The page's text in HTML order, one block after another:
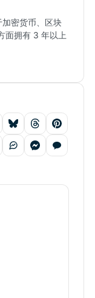
密货币、区块
面拥有 3 年以上